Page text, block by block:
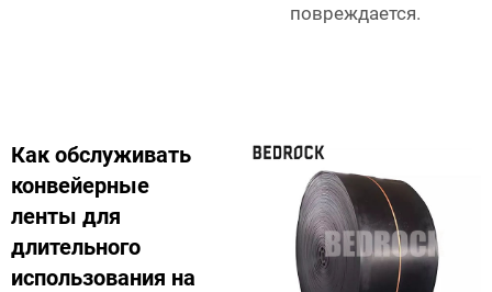
повреждается.
Как обслуживать
конвейерные
ленты для
длительного
использования на